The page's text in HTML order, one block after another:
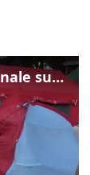
Gualtieri: "Responsabilità del Viminale su Spin Time? La posizione dei partiti è nota"